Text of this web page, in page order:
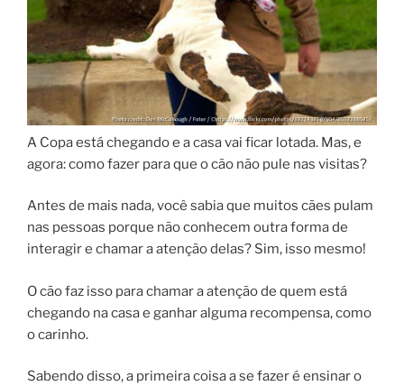
A Copa está chegando e a casa vai ficar lotada. Mas, e
agora: como fazer para que o cão não pule nas visitas?
Antes de mais nada, você sabia que muitos cães pulam
nas pessoas porque não conhecem outra forma de
interagir e chamar a atenção delas? Sim, isso mesmo!
O cão faz isso para chamar a atenção de quem está
chegando na casa e ganhar alguma recompensa, como
o carinho.
Sabendo disso, a primeira coisa a se fazer é ensinar o